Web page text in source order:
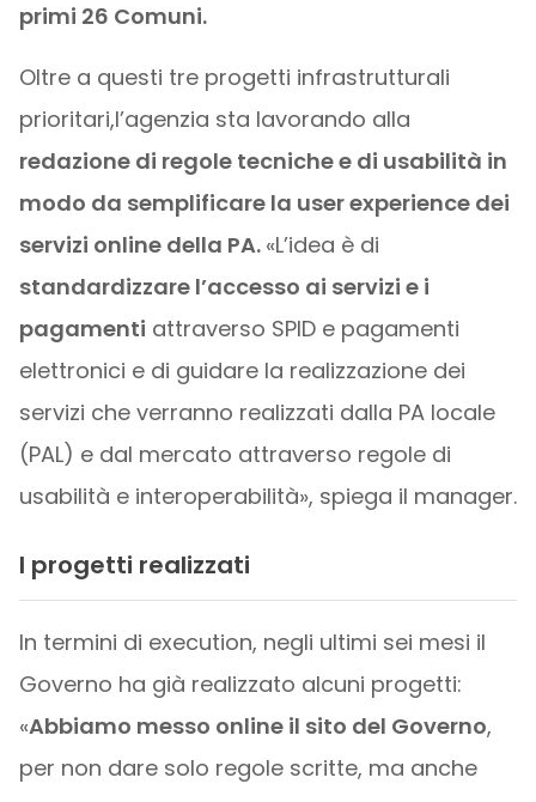
primi 26 Comuni.
Oltre a questi tre progetti infrastrutturali
prioritari,l’agenzia sta lavorando alla
redazione di regole tecniche e di usabilità in
modo da semplificare la user experience dei
servizi online della PA. «L’idea è di
standardizzare l’accesso ai servizi e i
pagamenti attraverso SPID e pagamenti
elettronici e di guidare la realizzazione dei
servizi che verranno realizzati dalla PA locale
(PAL) e dal mercato attraverso regole di
usabilità e interoperabilità», spiega il manager.
I progetti realizzati
In termini di execution, negli ultimi sei mesi il
Governo ha già realizzato alcuni progetti:
«Abbiamo messo online il sito del Governo,
per non dare solo regole scritte, ma anche